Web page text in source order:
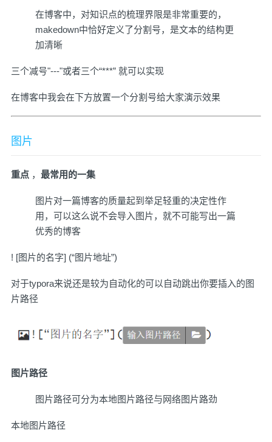
在博客中，对知识点的梳理界限是非常重要的，
makedown中恰好定义了分割号，是文本的结构更
加清晰
三个减号"---"或者三个“***” 就可以实现
在博客中我会在下方放置一个分割号给大家演示效果
图片
重点 ， 最常用的一集
图片对一篇博客的质量起到举足轻重的决定性作
用，可以这么说不会导入图片，就不可能写出一篇
优秀的博客
! [图片的名字] (“图片地址”)
对于typora来说还是较为自动化的可以自动跳出你要插入的图
片路径
图片路径
图片路径可分为本地图片路径与网络图片路劲
本地图片路径